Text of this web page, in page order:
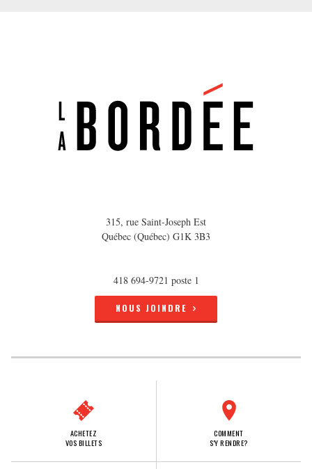
315, rue Saint-Joseph Est
Québec (Québec) G1K 3B3
418 694-9721 poste 1
NOUS JOINDRE
ACHETEZ
VOS BILLETS
COMMENT
S'Y RENDRE?